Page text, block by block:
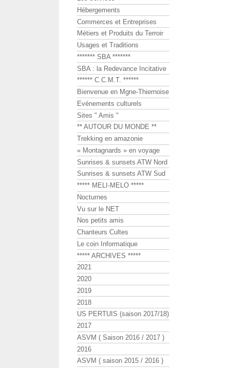
Hébergements
Commerces et Entreprises
Métiers et Produits du Terroir
Usages et Traditions
******* SBA *******
SBA : la Redevance Incitative
****** C.C.M.T. ******
Bienvenue en Mgne-Thiernoise
Evénements culturels
Sites " Amis "
** AUTOUR DU MONDE **
Trekking en amazonie
« Montagnards » en voyage
Sunrises & sunsets ATW Nord
Sunrises & sunsets ATW Sud
***** MELI-MELO *****
Nocturnes
Vu sur le NET
Nos petits amis
Chanteurs Cultes
Le coin Informatique
***** ARCHIVES *****
2021
2020
2019
2018
US PERTUIS (saison 2017/18)
2017
ASVM ( Saison 2016 / 2017 )
2016
ASVM ( saison 2015 / 2016 )